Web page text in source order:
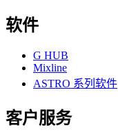
软件
G HUB
Mixline
ASTRO 系列软件
客户服务